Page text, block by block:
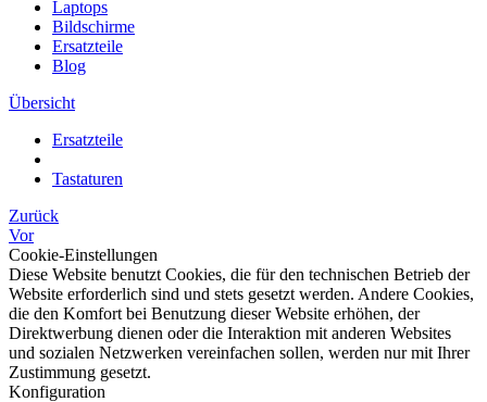
Laptops
Bildschirme
Ersatzteile
Blog
Übersicht
Ersatzteile
Tastaturen
Zurück
Vor
Cookie-Einstellungen
Diese Website benutzt Cookies, die für den technischen Betrieb der
Website erforderlich sind und stets gesetzt werden. Andere Cookies,
die den Komfort bei Benutzung dieser Website erhöhen, der
Direktwerbung dienen oder die Interaktion mit anderen Websites
und sozialen Netzwerken vereinfachen sollen, werden nur mit Ihrer
Zustimmung gesetzt.
Konfiguration